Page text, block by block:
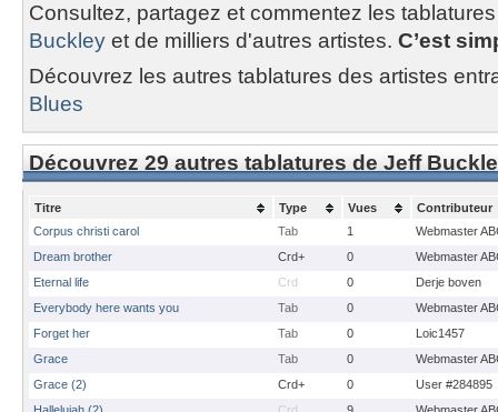
Consultez, partagez et commentez les
Buckleyet de milliers d'autres artistes. C’est
Découvrez les autres tablatures des artistes
Blues
Découvrez 29 autres tablatures de Jeff
Titre Type Vues
Contributeur
Corpus christi carol
Tab 1
Webmaster
Dream brother
Crd+ 0
Webmaster
Eternal life
Crd 0
Derje boven
Everybody here wants you
Tab 0
Webmaster
Forget her
Tab 0
Loic1457
Grace
Tab 0
Webmaster
Grace (2)
Crd+ 0
User #284895